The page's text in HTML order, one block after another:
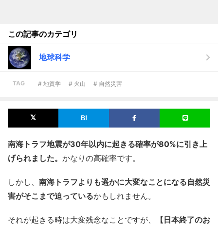
この記事のカテゴリ
地球科学
TAG # 地質学 # 火山 # 自然災害
南海トラフ地震が30年以内に起きる確率が80%に引き上
げられました。 かなりの高確率です。
しかし、 南海トラフよりも遥かに大変なことになる自然災
害がそこまで迫っているかもしれません。
それが起きる時は大変残念なことですが、
【日本終了のお